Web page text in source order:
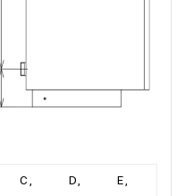
С,
D,
Е,